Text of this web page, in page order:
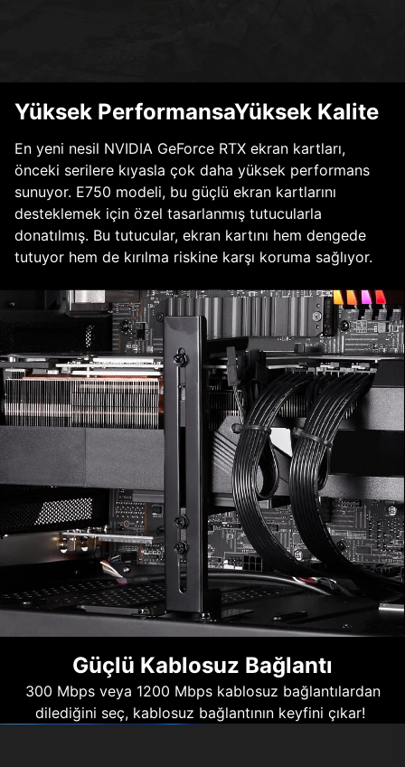
Yüksek PerformansaYüksek Kalite
En yeni nesil NVIDIA GeForce RTX ekran kartları,
önceki serilere kıyasla çok daha yüksek performans
sunuyor. E750 modeli, bu güçlü ekran kartlarını
desteklemek için özel tasarlanmış tutucularla
donatılmış. Bu tutucular, ekran kartını hem dengede
tutuyor hem de kırılma riskine karşı koruma sağlıyor.
Güçlü Kablosuz Bağlantı
300 Mbps veya 1200 Mbps kablosuz bağlantılardan
dilediğini seç, kablosuz bağlantının keyfini çıkar!